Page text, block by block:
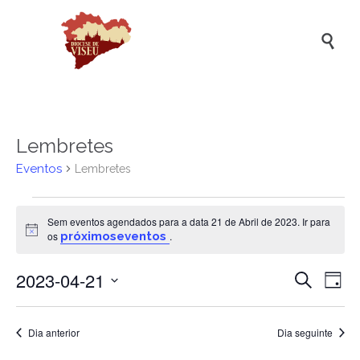

Lembretes
Eventos Lembretes
for
de
Abril
de
Aviso
Sem eventos agendados para a data 21 de Abril de 2023. Ir para
os próximoseventos .
de
Pesquisar
de
Dia
2023-04-21
data.Dia anterior Dia seguinte